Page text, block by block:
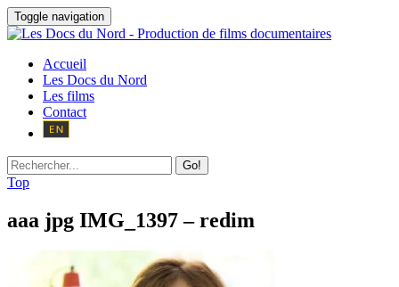
Toggle navigation
Accueil
Les Docs du Nord
Les films
Contact
Go!
Top
aaa jpg IMG_1397 – redim